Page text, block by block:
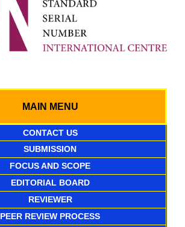
MAIN MENU
CONTACT US
SUBMISSION
FOCUS AND SCOPE
EDITORIAL BOARD
REVIEWER
PEER REVIEW PROCESS